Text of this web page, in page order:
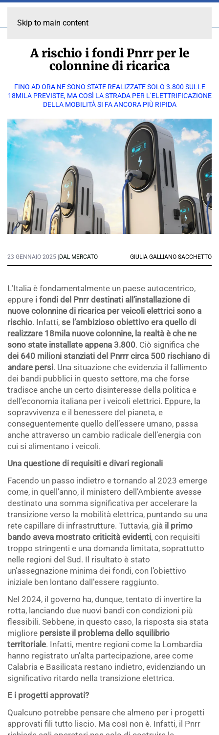
Skip to main content
A rischio i fondi Pnrr per le
colonnine di ricarica
FINO AD ORA NE SONO STATE REALIZZATE SOLO 3.800 SULLE
18MILA PREVISTE, MA COSÌ LA STRADA PER L’ELETTRIFICAZIONE
DELLA MOBILITÀ SI FA ANCORA PIÙ RIPIDA
23 GENNAIO 2025 | DAL MERCATO GIULIA GALLIANO SACCHETTO
L’Italia è fondamentalmente un paese autocentrico,
eppure i fondi del Pnrr destinati all’installazione di
nuove colonnine di ricarica per veicoli elettrici sono a
rischio. Infatti, se l’ambizioso obiettivo era quello di
realizzare 18mila nuove colonnine, la realtà è che ne
sono state installate appena 3.800. Ciò significa che
dei 640 milioni stanziati del Pnrrr circa 500 rischiano di
andare persi. Una situazione che evidenzia il fallimento
dei bandi pubblici in questo settore, ma che forse
tradisce anche un certo disinteresse della politica e
dell’economia italiana per i veicoli elettrici. Eppure, la
sopravvivenza e il benessere del pianeta, e
conseguentemente quello dell’essere umano, passa
anche attraverso un cambio radicale dell’energia con
cui si alimentano i veicoli.
Una questione di requisiti e divari regionali
Facendo un passo indietro e tornando al 2023 emerge
come, in quell’anno, il ministero dell’Ambiente avesse
destinato una somma significativa per accelerare la
transizione verso la mobilità elettrica, puntando su una
rete capillare di infrastrutture. Tuttavia, già il primo
bando aveva mostrato criticità evidenti, con requisiti
troppo stringenti e una domanda limitata, soprattutto
nelle regioni del Sud. Il risultato è stato
un’assegnazione minima dei fondi, con l’obiettivo
iniziale ben lontano dall’essere raggiunto.
Nel 2024, il governo ha, dunque, tentato di invertire la
rotta, lanciando due nuovi bandi con condizioni più
flessibili. Sebbene, in questo caso, la risposta sia stata
migliore persiste il problema dello squilibrio
territoriale. Infatti, mentre regioni come la Lombardia
hanno registrato un’alta partecipazione, aree come
Calabria e Basilicata restano indietro, evidenziando un
significativo ritardo nella transizione elettrica.
E i progetti approvati?
Qualcuno potrebbe pensare che almeno per i progetti
approvati fili tutto liscio. Ma così non è. Infatti, il Pnrr